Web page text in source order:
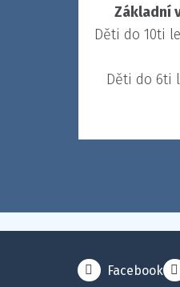
Základní
Děti do 10ti
Děti do 6ti
Facebook